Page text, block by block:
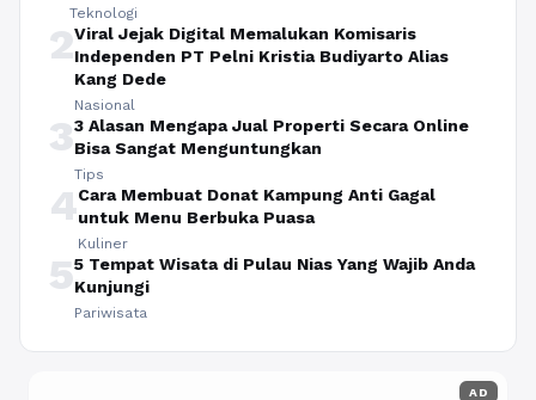
Teknologi
2Viral Jejak Digital Memalukan Komisaris
Independen PT Pelni Kristia Budiyarto Alias
Kang Dede
Nasional
33 Alasan Mengapa Jual Properti Secara Online
Bisa Sangat Menguntungkan
Tips
4Cara Membuat Donat Kampung Anti Gagal
untuk Menu Berbuka Puasa
Kuliner
55 Tempat Wisata di Pulau Nias Yang Wajib Anda
Kunjungi
Pariwisata
AD